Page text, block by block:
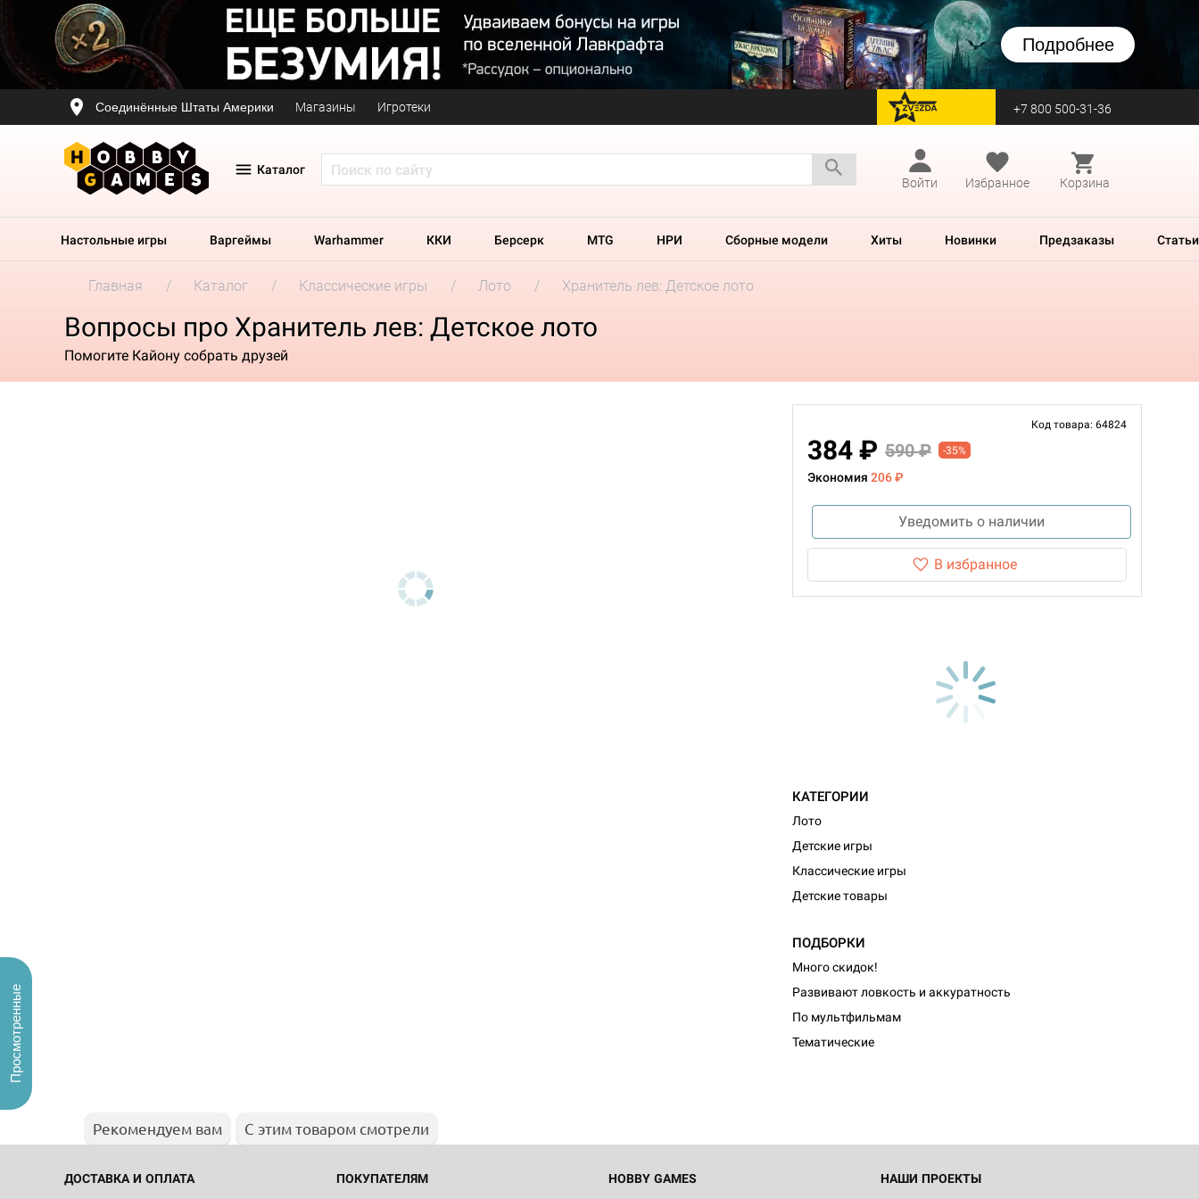
Подробнее
Соединённые Штаты Америки Магазины Игротеки перейти на Zvezda +7 800 500-31-36
Каталог
Войти
Избранное Корзина
Настольные игры Варгеймы Warhammer ККИ Берсерк MTG НРИ Сборные модели Хиты Новинки Предзаказы Статьи
Главная Каталог Классические игры Лото Хранитель лев: Детское лото
Вопросы про Хранитель лев: Детское лото
Помогите Кайону собрать друзей
Код товара: 64824
384 ₽ 590 ₽ -35%
Экономия 206 ₽
Уведомить о наличии
В избранное
КАТЕГОРИИ
Лото
Детские игры
Классические игры
Детские товары
ПОДБОРКИ
Много скидок!
Развивают ловкость и аккуратность
По мультфильмам
Тематические
Рекомендуем вам С этим товаром смотрели
ДОСТАВКА И ОПЛАТА ПОКУПАТЕЛЯМ HOBBY GAMES НАШИ ПРОЕКТЫ
Просмотренные
Настольная игра Hobby World Журнал
"Мир фантастики. Спецвыпуск: Братья
империи: Боевая тревога
799